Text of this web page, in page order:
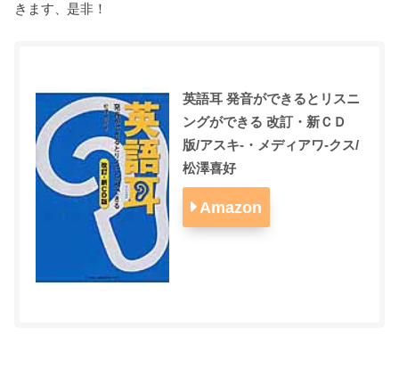
きます、是非！
英語耳 発音ができるとリスニ
ングができる 改訂・新ＣＤ
版/アスキ-・メディアワ-クス/
松澤喜好
Amazon